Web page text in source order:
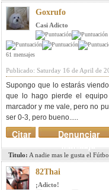
Goxrufo
Casi Adicto
61 mensajes
Publicado: Saturday 16 de April de
Supongo que lo estarás
que lo hago pierde el
marcador y me vale, pero no
ser 0-3, pero bueno.....
Denunciar
mensaje
Citar
Titulo: A nadie mas le gusta el
82Thai
¡Adicto!